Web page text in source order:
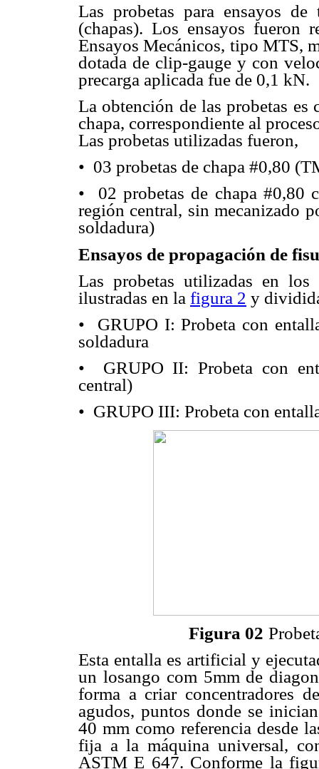
Las probetas para ensayos
(chapas). Los ensayos fueron
Ensayos Mecánicos, tipo MTS,
dotada de clip-gauge y con
precarga aplicada fue de 0,1 kN.
La obtención de las probetas
chapa, correspondiente al
Las probetas utilizadas fueron,
• 03 probetas de chapa #0,80
• 02 probetas de chapa #0,80
región central, sin mecanizado
soldadura)
Ensayos de propagación de
Las probetas utilizadas en los
ilustradas en la figura 2 y
• GRUPO I: Probeta con
soldadura
• GRUPO II: Probeta con
central)
• GRUPO III: Probeta con
Figura 02
Esta entalla es artificial y
un losango com 5mm de
forma a criar concentradores
agudos, puntos donde se
40 mm como referencia desde
fija a la máquina universal,
ASTM E 647. Conforme la